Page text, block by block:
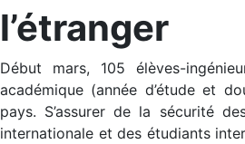
l’étranger
Début mars, 105 élèves-
académique (année d’étude et
pays. S’assurer de la sécurité
internationale et des étudiants